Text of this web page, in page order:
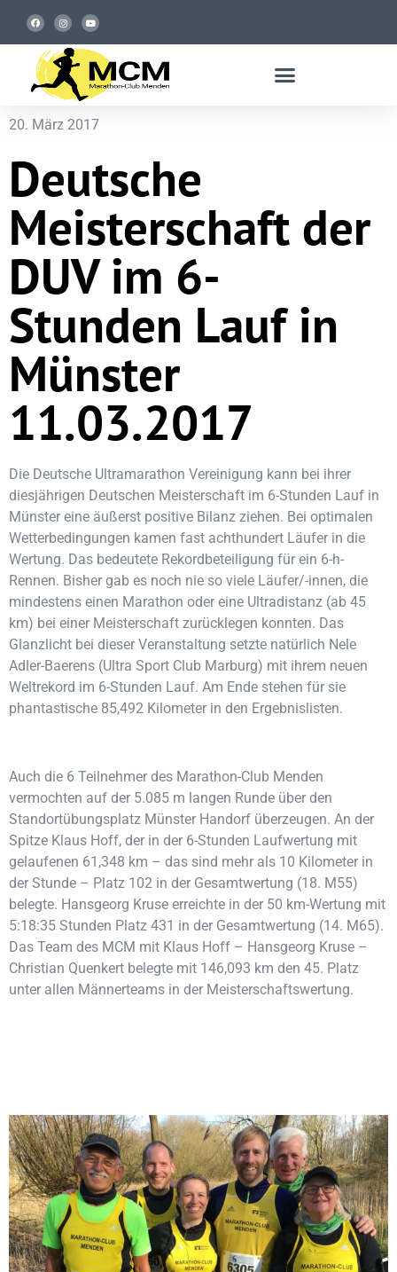
20. März 2017
Deutsche
Meisterschaft der
DUV im 6-
Stunden Lauf in
Münster
11.03.2017
Die Deutsche Ultramarathon Vereinigung kann bei ihrer
diesjährigen Deutschen Meisterschaft im 6-Stunden Lauf in
Münster eine äußerst positive Bilanz ziehen. Bei optimalen
Wetterbedingungen kamen fast achthundert Läufer in die
Wertung. Das bedeutete Rekordbeteiligung für ein 6-h-
Rennen. Bisher gab es noch nie so viele Läufer/-innen, die
mindestens einen Marathon oder eine Ultradistanz (ab 45
km) bei einer Meisterschaft zurücklegen konnten. Das
Glanzlicht bei dieser Veranstaltung setzte natürlich Nele
Adler-Baerens (Ultra Sport Club Marburg) mit ihrem neuen
Weltrekord im 6-Stunden Lauf. Am Ende stehen für sie
phantastische 85,492 Kilometer in den Ergebnislisten.
Auch die 6 Teilnehmer des Marathon-Club Menden
vermochten auf der 5.085 m langen Runde über den
Standortübungsplatz Münster Handorf überzeugen. An der
Spitze Klaus Hoff, der in der 6-Stunden Laufwertung mit
gelaufenen 61,348 km – das sind mehr als 10 Kilometer in
der Stunde – Platz 102 in der Gesamtwertung (18. M55)
belegte. Hansgeorg Kruse erreichte in der 50 km-Wertung mit
5:18:35 Stunden Platz 431 in der Gesamtwertung (14. M65).
Das Team des MCM mit Klaus Hoff – Hansgeorg Kruse –
Christian Quenkert belegte mit 146,093 km den 45. Platz
unter allen Männerteams in der Meisterschaftswertung.